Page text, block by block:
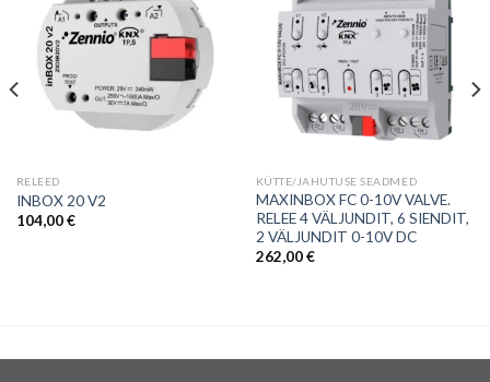
RELEED
INBOX 20 V2
104,00€
KÜTTE/JAHUTUSE SEADMED
MAXINBOX FC 0-10V VALVE.
RELEE 4 VÄLJUNDIT, 6 SIENDIT,
2 VÄLJUNDIT 0-10V DC
262,00€